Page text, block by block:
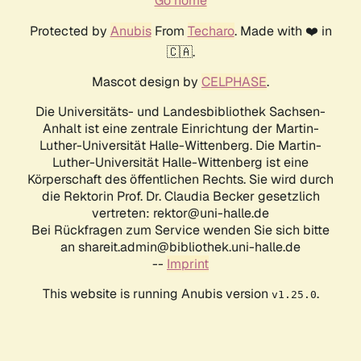
Protected by AnubisFrom Techaro. Made with ❤️ in
🇨🇦.
Mascot design by CELPHASE.
Die Universitäts- und Landesbibliothek Sachsen-
Anhalt ist eine zentrale Einrichtung der Martin-
Luther-Universität Halle-Wittenberg. Die Martin-
Luther-Universität Halle-Wittenberg ist eine
Körperschaft des öffentlichen Rechts. Sie wird durch
die Rektorin Prof. Dr. Claudia Becker gesetzlich
vertreten: rektor@uni-halle.de
Bei Rückfragen zum Service wenden Sie sich bitte
an shareit.admin@bibliothek.uni-halle.de
-- Imprint
This website is running Anubis version v1.25.0.